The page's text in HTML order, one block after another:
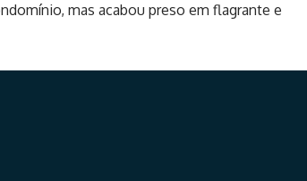
mas acabou preso em flagrante e